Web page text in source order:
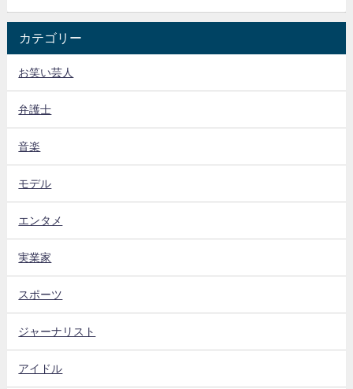
カテゴリー
お笑い芸人
弁護士
音楽
モデル
エンタメ
実業家
スポーツ
ジャーナリスト
アイドル